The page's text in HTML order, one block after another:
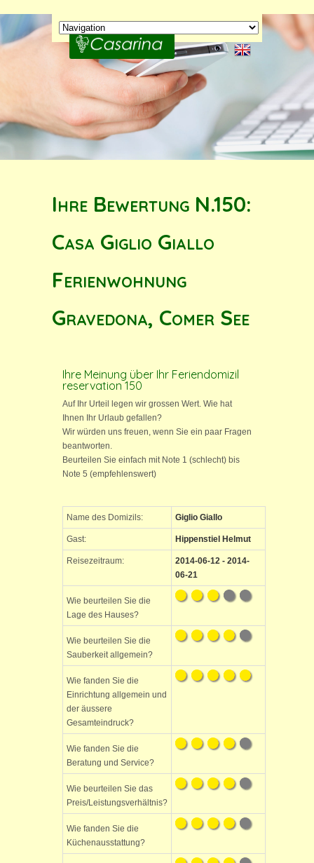
Ihre Bewertung N.150:
Casa Giglio Giallo
Ferienwohnung
Gravedona, Comer See
Ihre Meinung über Ihr Feriendomizil
reservation 150
Auf Ihr Urteil legen wir grossen Wert. Wie hat
Ihnen Ihr Urlaub gefallen?
Wir würden uns freuen, wenn Sie ein paar Fragen
beantworten.
Beurteilen Sie einfach mit Note 1 (schlecht) bis
Note 5 (empfehlenswert)
Name des Domizils: Giglio Giallo
Gast: Hippenstiel Helmut
Reisezeitraum:
2014-06-12 - 2014-
06-21
Wie beurteilen Sie die
Lage des Hauses?
Wie beurteilen Sie die
Sauberkeit allgemein?
Wie fanden Sie die
Einrichtung allgemein und
der äussere
Gesamteindruck?
Wie fanden Sie die
Beratung und Service?
Wie beurteilen Sie das
Preis/Leistungsverhältnis?
Wie fanden Sie die
Küchenausstattung?